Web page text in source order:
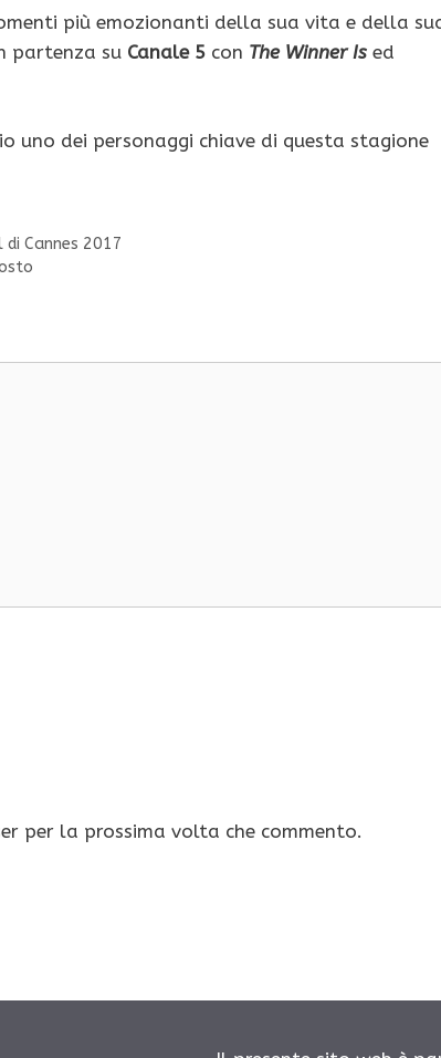
più emozionanti della sua vita e della
partenza su Canale 5 con The Winner Is ed
uno dei personaggi chiave di questa stagione
Cannes 2017
per la prossima volta che commento.